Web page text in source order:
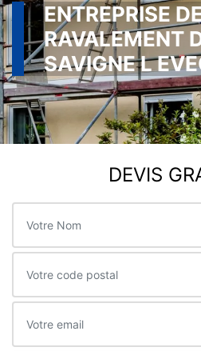
ENTREPRISE
RAVALEMENT
SAVIGNE L
DEVIS